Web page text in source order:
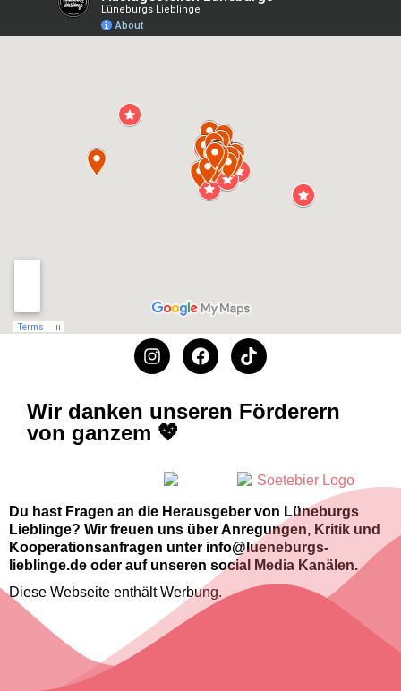
Wir danken unseren Förderern
von ganzem 💖
Du hast Fragen an die Herausgeber von Lüneburgs
Lieblinge? Wir freuen uns über Anregungen, Kritik und
Kooperationsanfragen unter info@lueneburgs-
lieblinge.de oder auf unseren social Media Kanälen.
Diese Webseite enthält Werbung.